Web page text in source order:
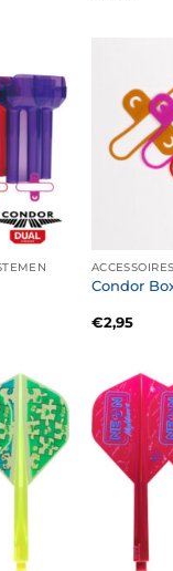
ACCESSOIRES
Condor
€2,95